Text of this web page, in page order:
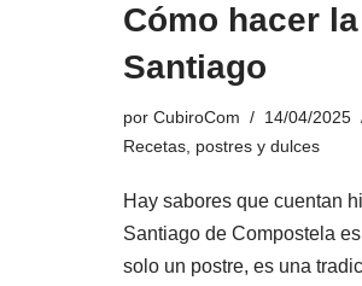
Cómo hacer
Santiago
por CubiroCom
14/04/2025
Recetas, postres y dulces
Hay sabores que cuentan
Santiago de Compostela
solo un postre, es una